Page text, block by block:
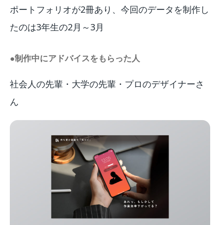
ポートフォリオが2冊あり、今回のデータを制作し
たのは3年生の2月～3月
●制作中にアドバイスをもらった人
社会人の先輩・大学の先輩・プロのデザイナーさ
ん